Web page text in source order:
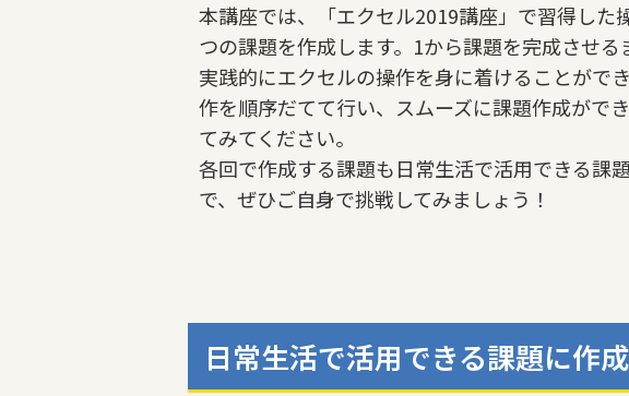
本講座では、「エクセル2019講座」で習得した
つの課題を作成します。1から課題を完成させる
実践的にエクセルの操作を身に着けることがで
作を順序だてて行い、スムーズに課題作成がで
てみてください。
各回で作成する課題も日常生活で活用できる課
で、ぜひご自身で挑戦してみましょう！
日常生活で活用できる課題に作